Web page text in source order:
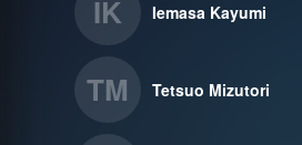
IK Iemasa Kayumi
TM Tetsuo Mizutori